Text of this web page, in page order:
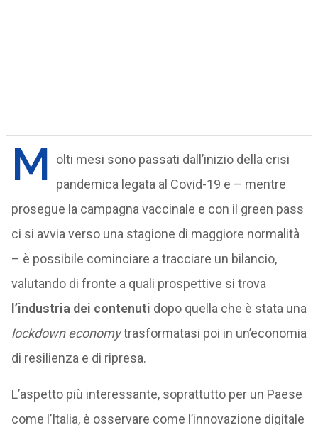
M
olti mesi sono passati dall’inizio della crisi
pandemica legata al Covid-19 e – mentre
prosegue la campagna vaccinale e con il green pass
ci si avvia verso una stagione di maggiore normalità
– è possibile cominciare a tracciare un bilancio,
valutando di fronte a quali prospettive si trova
l’industria dei contenuti dopo quella che è stata una
lockdown economytrasformatasi poi in un’economia
di resilienza e di ripresa.
L’aspetto più interessante, soprattutto per un Paese
come l’Italia, è osservare come l’innovazione digitale